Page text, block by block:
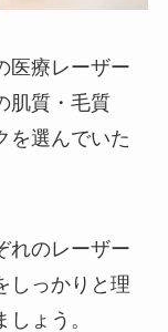
医療レーザー
肌質・毛質
を選んでいた
れのレーザー
しっかりと理
ょう。